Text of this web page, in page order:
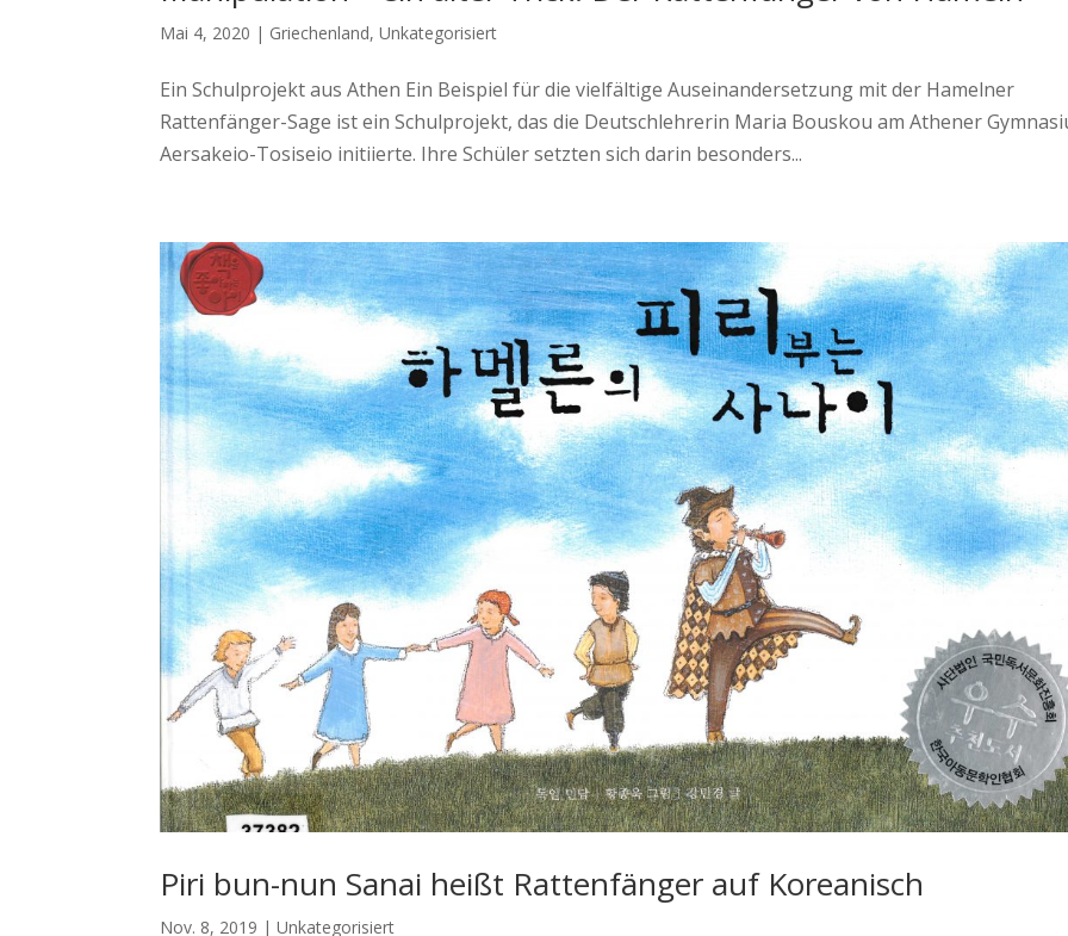
Mai 4, 2020 | Griechenland,Unkategorisiert
Ein Schulprojekt aus Athen Ein Beispiel für die vielfältige Auseinandersetzung mit der Hamelner
Rattenfänger-Sage ist ein Schulprojekt, das die Deutschlehrerin Maria Bouskou am Athener
Aersakeio-Tosiseio initiierte. Ihre Schüler setzten sich darin besonders...
Piri bun-nun Sanai heißt Rattenfänger auf Koreanisch
Nov. 8, 2019 |Unkategorisiert